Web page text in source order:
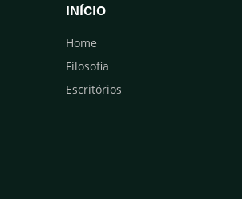
INÍCIO
Home
Filosofia
Escritórios